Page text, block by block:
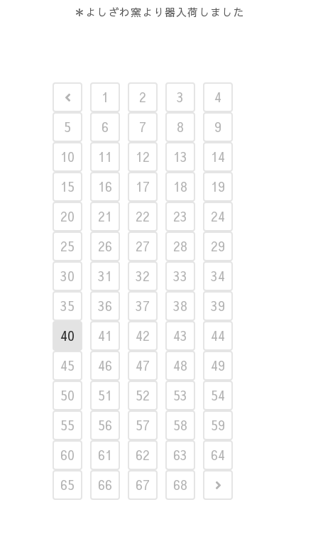
＊よしざわ窯より器入荷しました
1 2 3
4
5
6 7 8
9
10
11 12 13
14
15
16 17 18
19
20
21 22 23
24
25
26 27 28
29
30
31 32 33
34
35
36 37 38
39
40
41 42 43
44
45
46 47 48
49
50
51 52 53
54
55
56 57 58
59
60
61 62 63
64
65
66 67 68